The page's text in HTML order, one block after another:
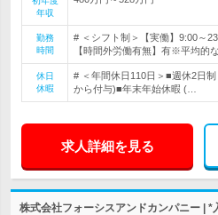
年収
勤務
時間
# ＜シフト制＞【実働】9:00～
【時間外労働有無】有※平均的
休日
休暇
# ＜年間休日110日＞■週休2日
から付与)■年末年始休暇 (…
求人詳細を見る
株式会社フォーシスアンドカンパニー |